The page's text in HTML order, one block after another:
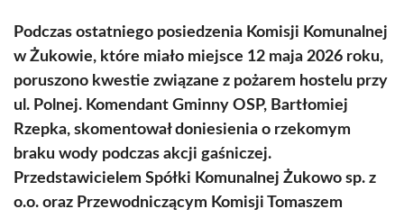
Podczas ostatniego posiedzenia Komisji Komunalnej
w Żukowie, które miało miejsce 12 maja 2026 roku,
poruszono kwestie związane z pożarem hostelu przy
ul. Polnej. Komendant Gminny OSP, Bartłomiej
Rzepka, skomentował doniesienia o rzekomym
braku wody podczas akcji gaśniczej.
Przedstawicielem Spółki Komunalnej Żukowo sp. z
o.o. oraz Przewodniczącym Komisji Tomaszem